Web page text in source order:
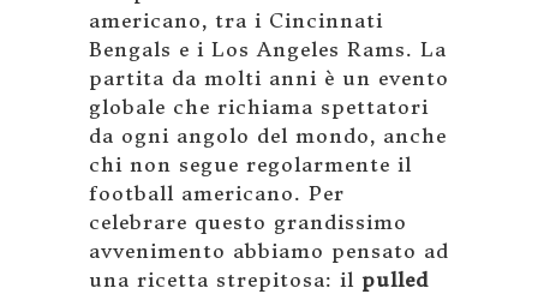
americano, tra i Cincinnati
Bengals e i Los Angeles Rams. La
partita da molti anni è un evento
globale che richiama spettatori
da ogni angolo del mondo, anche
chi non segue regolarmente il
football americano. Per
celebrare questo grandissimo
avvenimento abbiamo pensato ad
una ricetta strepitosa: il pulled